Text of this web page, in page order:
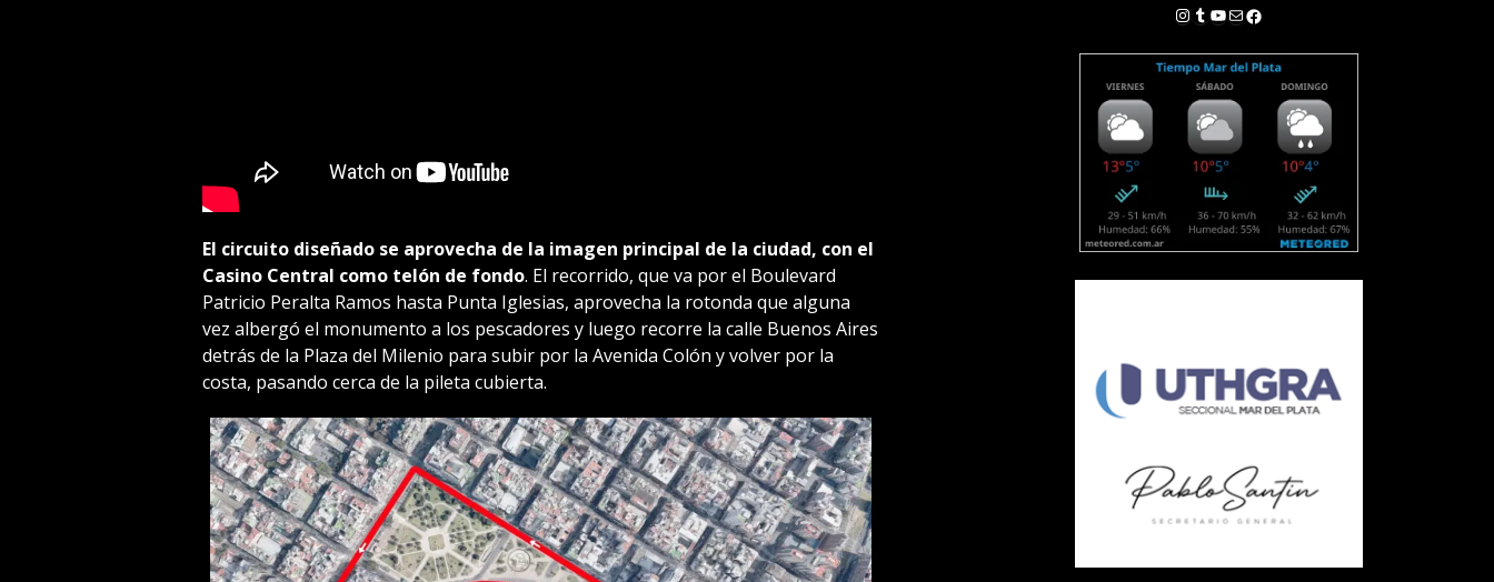
El circuito diseñado se aprovecha de la imagen principal de la ciudad, con el
Casino Central como telón de fondo. El recorrido, que va por el Boulevard
Patricio Peralta Ramos hasta Punta Iglesias, aprovecha la rotonda que alguna
vez albergó el monumento a los pescadores y luego recorre la calle Buenos Aires
detrás de la Plaza del Milenio para subir por la Avenida Colón y volver por la
costa, pasando cerca de la pileta cubierta.
Instagram
Tumblr
YouTube
Correo electrónico
Facebook